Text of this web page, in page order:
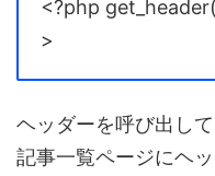
<?php
>
ヘッダーを呼び出し
記事一覧ページにヘ